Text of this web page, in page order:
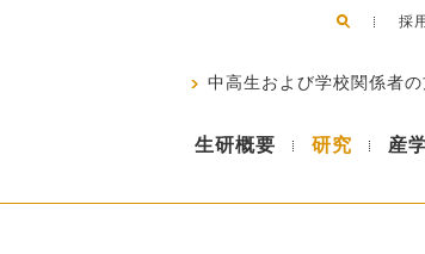
採
中高生および学校関係者
生研概要 研究 産